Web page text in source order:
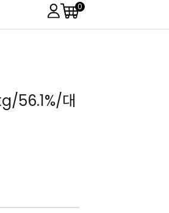
0
56.1%/대